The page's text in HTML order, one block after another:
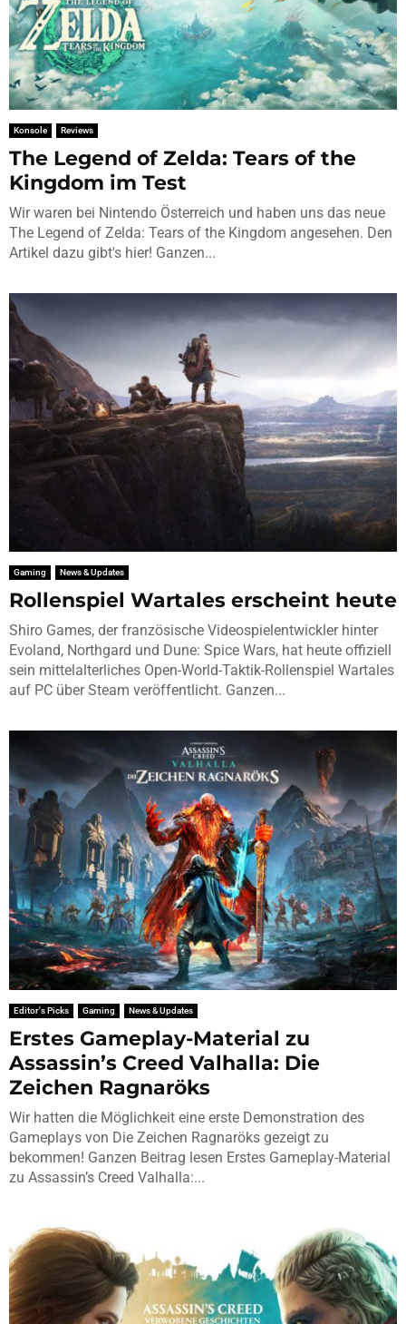
Konsole Reviews
The Legend of Zelda: Tears of the
Kingdom im Test
Wir waren bei Nintendo Österreich und haben uns das neue
The Legend of Zelda: Tears of the Kingdom angesehen. Den
Artikel dazu gibt's hier! Ganzen...
Gaming News & Updates
Rollenspiel Wartales erscheint heute
Shiro Games, der französische Videospielentwickler hinter
Evoland, Northgard und Dune: Spice Wars, hat heute offiziell
sein mittelalterliches Open-World-Taktik-Rollenspiel Wartales
auf PC über Steam veröffentlicht. Ganzen...
Editor's Picks Gaming News & Updates
Erstes Gameplay-Material zu
Assassin’s Creed Valhalla: Die
Zeichen Ragnaröks
Wir hatten die Möglichkeit eine erste Demonstration des
Gameplays von Die Zeichen Ragnaröks gezeigt zu
bekommen! Ganzen Beitrag lesen Erstes Gameplay-Material
zu Assassin’s Creed Valhalla:...